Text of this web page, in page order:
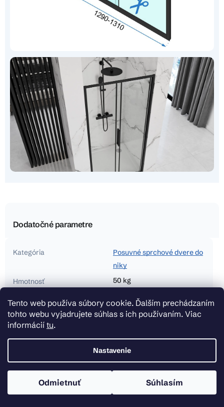
Tento web používa súbory cookie. Ďalším prechádzaním
tohto webu vyjadrujete súhlas s ich používaním. Viac
informácií tu.
Nastavenie
Odmietnuť Súhlasím
Dodatočné parametre
Kategória
Posuvné sprchové dvere do
niky
Hmotnosť
50 kg
5902557342372
Výrobca
Rea
Séria
Sprchové dvere - posuvné
Farba
Čierna
Farba skla
Šírka (mm)
1300